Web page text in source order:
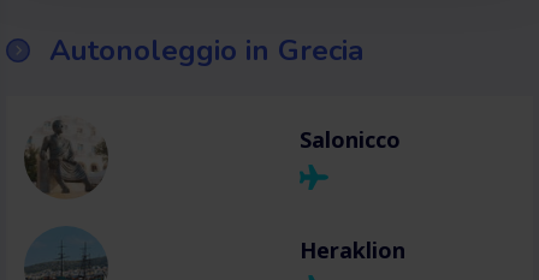
Autonoleggio in Grecia
Salonicco
Heraklion